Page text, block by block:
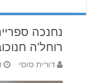
נחנכה
רוחל'ה
דורית סוסי